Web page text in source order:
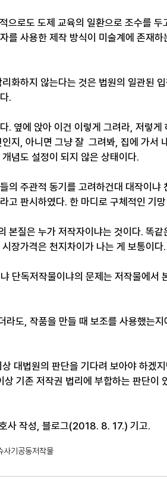
으로도 도제 교육의 일환으로 조수를 두
를 사용한 제작 방식이 미술계에 존재
화하지 않는다는 것은 법원의 일관된
.
. 옆에 앉아 이건 이렇게 그려라, 저렇
지, 아니면 그냥 잘  그려봐, 집에 가서
념도 설정이 되지 않은 상태이다.
의 주관적 동기를 고려하건대 대작이냐
고 판시하였다. 한 마디로 구체적인 기
본질은 누가 저작자이냐는 것이다. 똑
장가격은 천지차이가 나는 게 보통이다.
단독저작물이냐의 문제는 저작물에서
라도, 작품을 만들 때 보조를 사용했는
대법원의 판단을 기다려 보아야 하겠
상 기존 저작권 법리에 부합하는 판단이
사 작성, 블로그(2018. 8. 17.) 기고.
사기 공동저작물